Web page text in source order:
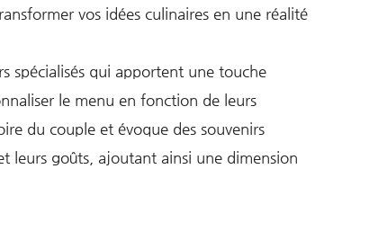
vos idées culinaires en une réalité
spécialisés qui apportent une touche
le menu en fonction de leurs
du couple et évoque des souvenirs
leurs goûts, ajoutant ainsi une dimension